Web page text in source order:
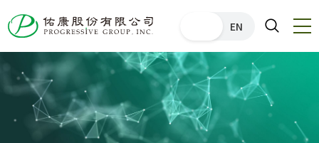
EN